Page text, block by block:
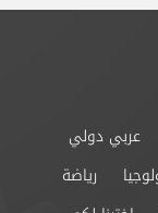
عربي دولي
رياضة